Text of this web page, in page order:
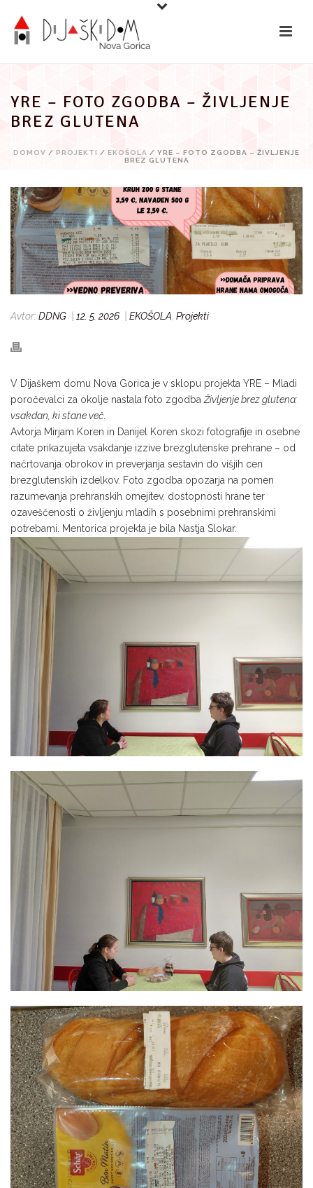
vsebino
YRE – FOTO ZGODBA – ŽIVLJENJE
BREZ GLUTENA
DOMOV / PROJEKTI / EKOŠOLA / YRE – FOTO ZGODBA – ŽIVLJENJE
BREZ GLUTENA
Avtor: DDNG 12. 5. 2026 EKOŠOLA Projekti
V Dijaškem domu Nova Gorica je v sklopu projekta YRE – Mladi
poročevalci za okolje nastala foto zgodba Življenje brez glutena:
vsakdan, ki stane več
Avtorja Mirjam Koren in Danijel Koren skozi fotografije in osebne
citate prikazujeta vsakdanje izzive brezglutenske prehrane – od
načrtovanja obrokov in preverjanja sestavin do višjih cen
brezglutenskih izdelkov. Foto zgodba opozarja na pomen
razumevanja prehranskih omejitev, dostopnosti hrane ter
ozaveščenosti o življenju mladih s posebnimi prehranskimi
potrebami. Mentorica projekta je bila Nastja Slokar.